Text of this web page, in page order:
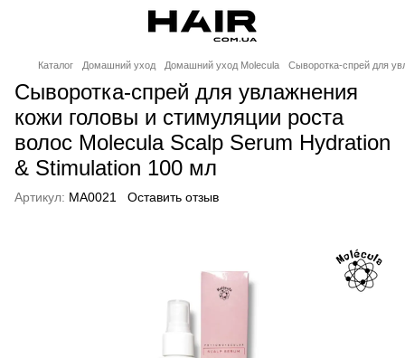
Каталог Домашний уход Домашний уход Molecula Сыворотка-спрей для
Сыворотка-спрей для увлажнения
кожи головы и стимуляции роста
волос Molecula Scalp Serum Hydration
& Stimulation 100 мл
Артикул: MA0021 Оставить отзыв